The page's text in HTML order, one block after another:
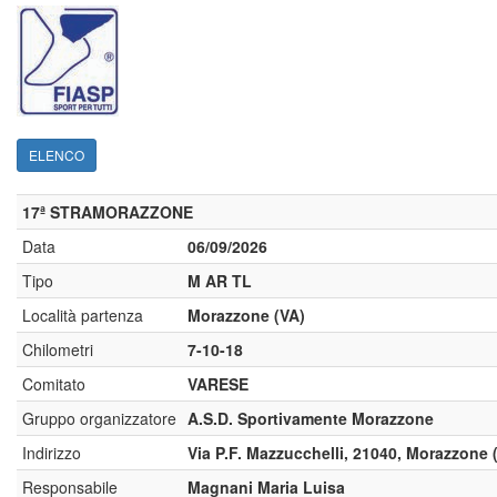
ELENCO
17ª STRAMORAZZONE
Data
06/09/2026
Tipo
M AR TL
Località partenza
Morazzone (VA)
Chilometri
7-10-18
Comitato
VARESE
Gruppo organizzatore A.S.D. Sportivamente Morazzone
Indirizzo
Via P.F. Mazzucchelli, 21040, Morazzone
Responsabile
Magnani Maria Luisa